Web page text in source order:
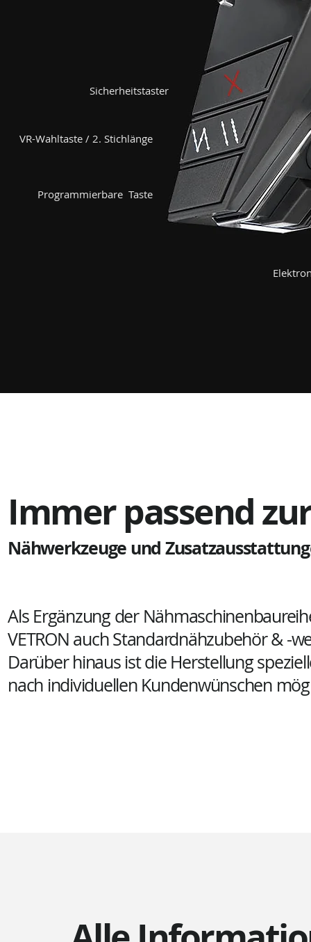
VR-Wahltaste / 2. Stichlänge
Programmierbare Taste
Sicherheitstaster
Immer passend
Nähwerkzeuge und
Als Ergänzung der
VETRON auch Standardnähzubehör & -
Darüber hinaus ist die Herstellung
nach individuellen Kundenwünschen